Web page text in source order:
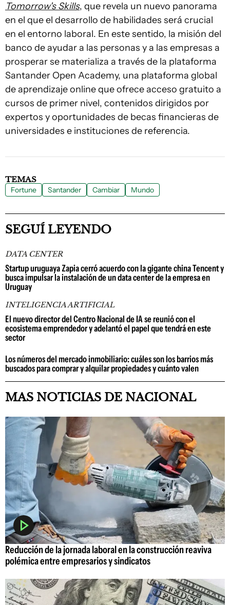
Tomorrow's Skills, que revela un nuevo panorama
en el que el desarrollo de habilidades será crucial
en el entorno laboral. En este sentido, la misión del
banco de ayudar a las personas y a las empresas a
prosperar se materializa a través de la plataforma
Santander Open Academy, una plataforma global
de aprendizaje online que ofrece acceso gratuito a
cursos de primer nivel, contenidos dirigidos por
expertos y oportunidades de becas financieras de
universidades e instituciones de referencia.
TEMAS
Fortune Santander Cambiar Mundo
SEGUÍ LEYENDO
DATA CENTER
Startup uruguaya Zapia cerró acuerdo con la gigante china Tencent y
busca impulsar la instalación de un data center de la empresa en
Uruguay
INTELIGENCIA ARTIFICIAL
El nuevo director del Centro Nacional de IA se reunió con el
ecosistema emprendedor y adelantó el papel que tendrá en este
sector
Los números del mercado inmobiliario: cuáles son los barrios más
buscados para comprar y alquilar propiedades y cuánto valen
MAS NOTICIAS DE NACIONAL
Reducción de la jornada laboral en la construcción reaviva
polémica entre empresarios y sindicatos